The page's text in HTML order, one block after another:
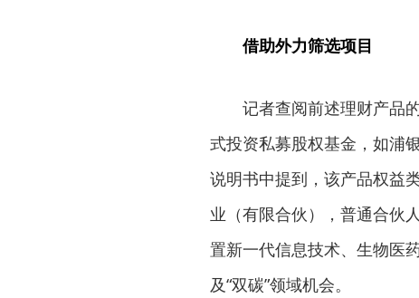
借助外力筛选项目
记者查阅前述理财产品的
式投资私募股权基金，如浦
说明书中提到，该产品权益
业（有限合伙），普通合伙
置新一代信息技术、生物医
及“双碳”领域机会。